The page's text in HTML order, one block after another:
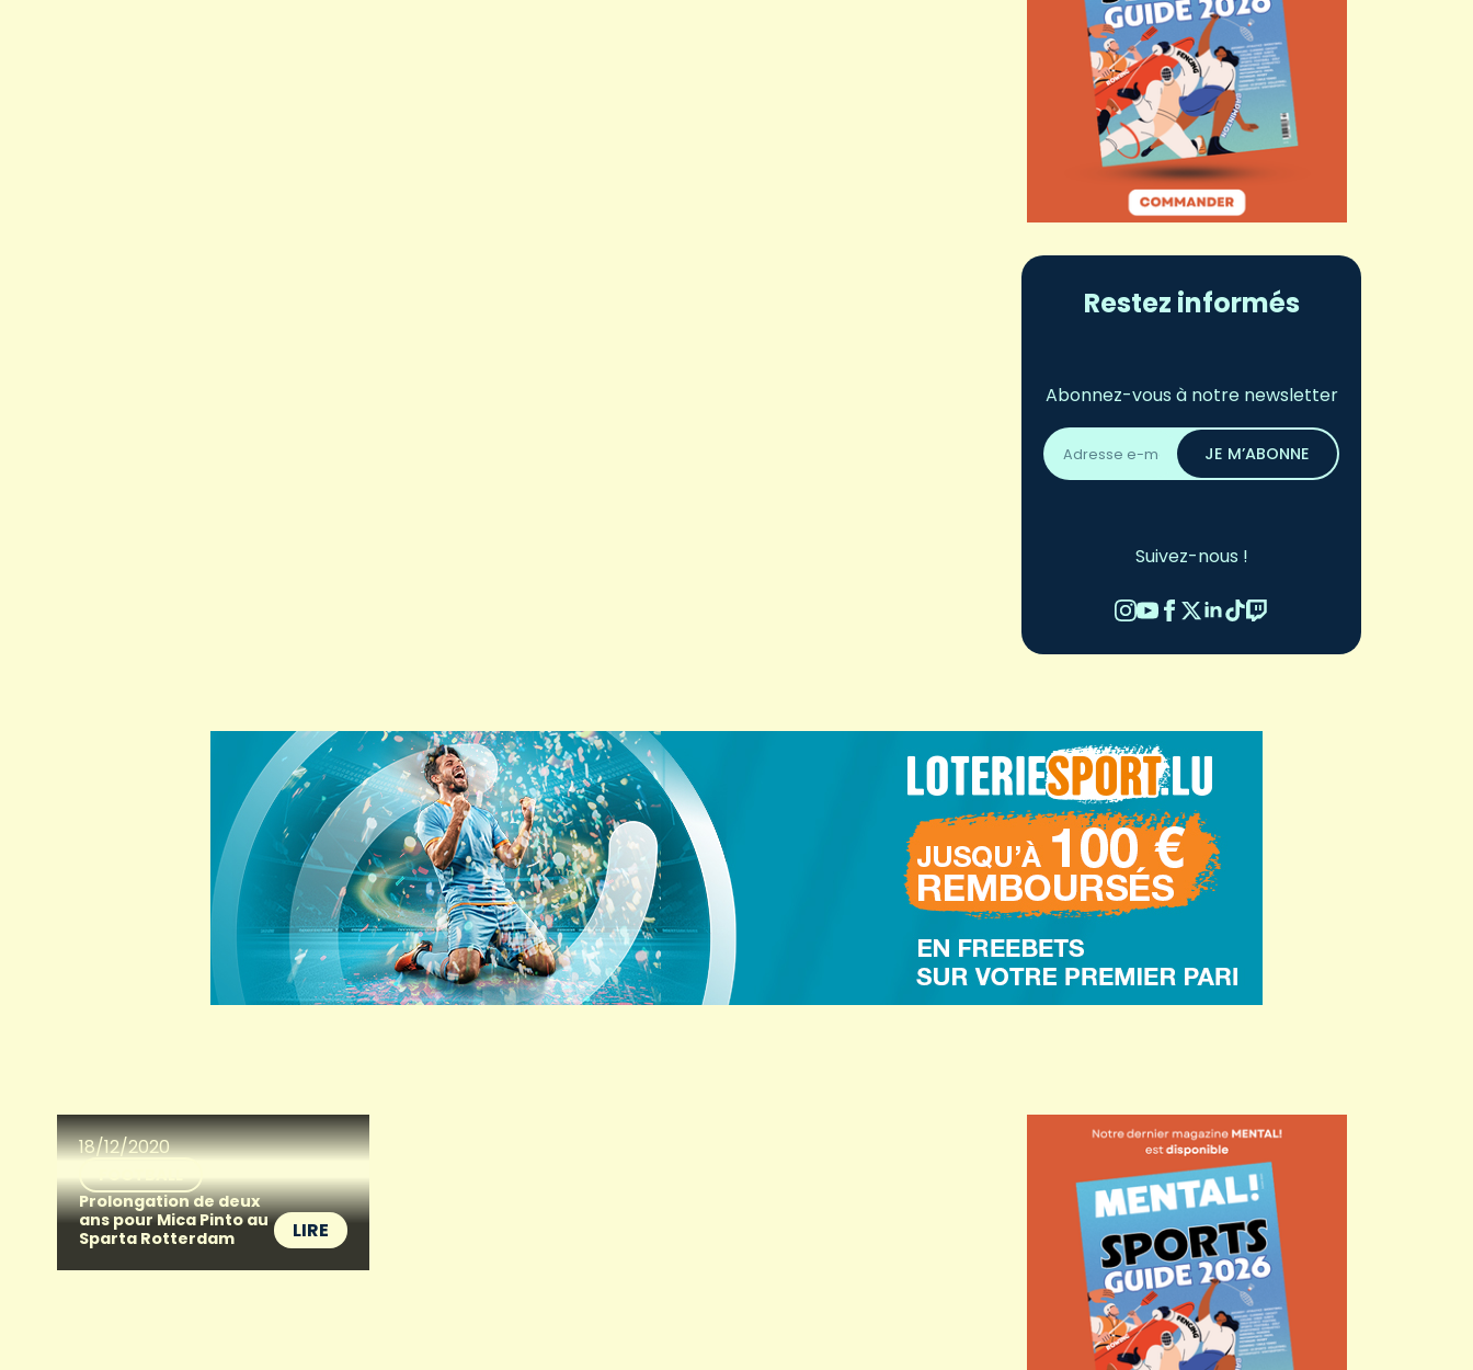
Restez informés
Abonnez-vous à notre newsletter
Adresse
email
*
JE M’ABONNE
Suivez-nous !
18/12/2020
Prolongation de deux
ans pour Mica Pinto au
Sparta Rotterdam
LIRE